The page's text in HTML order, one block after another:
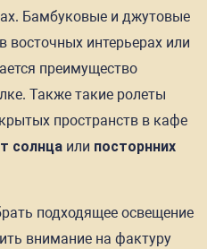
Бамбуковые и джутовые
восточных интерьерах или
преимущество
Также такие ролеты
пространств в кафе
солнца или посторнних
подходящее освещение
внимание на фактуру